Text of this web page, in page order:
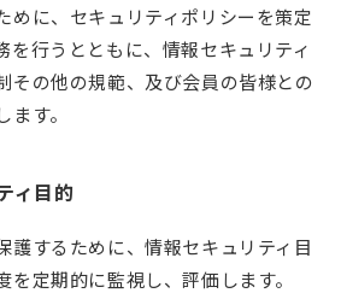
めに、セキュリティポリシーを策定
を行うとともに、情報セキュリティ
その他の規範、及び会員の皆様との
す。
ィ目的
護するために、情報セキュリティ目
を定期的に監視し、評価します。